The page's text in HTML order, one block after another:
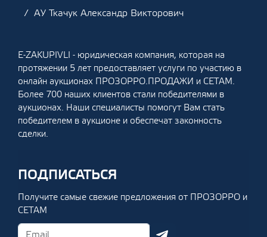
АУ Ткачук Александр Викторович
E-ZAKUPIVLI - юридическая компания, которая на
протяжении 5 лет предоставляет услуги по участию в
онлайн аукционах ПРОЗОРРО.ПРОДАЖИ и СЕТАМ.
Более 700 наших клиентов стали победителями в
аукционах. Наши специалисты помогут Вам стать
победителем в аукционе и обеспечат законность
сделки.
ПОДПИСАТЬСЯ
Получите самые свежие предложения от ПРОЗОРРО и
СЕТАМ